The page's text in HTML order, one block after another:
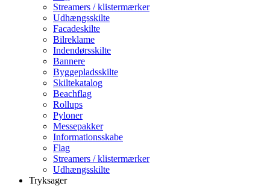
Streamers / klistermærker
Udhængsskilte
Facadeskilte
Bilreklame
Indendørsskilte
Bannere
Byggepladsskilte
Skiltekatalog
Beachflag
Rollups
Pyloner
Messepakker
Informationsskabe
Flag
Streamers / klistermærker
Udhængsskilte
Tryksager